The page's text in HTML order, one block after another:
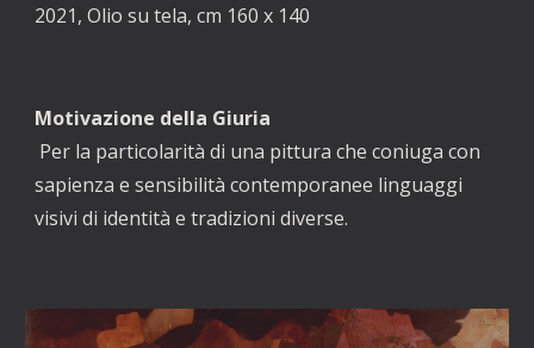
2021, Olio su tela, cm 160 x 140
Motivazione della Giuria
sapienza e sensibilità contemporanee linguaggi
visivi di identità e tradizioni diverse.